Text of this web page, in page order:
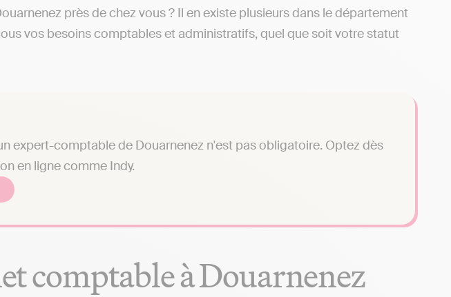
près de chez vous ? Il en existe plusieurs dans le département
vos besoins comptables et administratifs, quel que soit votre statut
expert-comptable de Douarnenez n'est pas obligatoire. Optez dès
en ligne comme Indy.
comptable à Douarnenez